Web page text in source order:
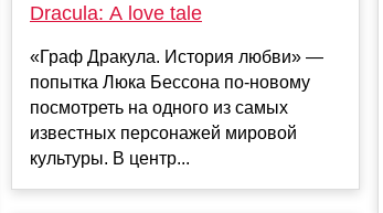
Dracula: A love tale
«Граф Дракула. История любви» —
попытка Люка Бессона по-новому
посмотреть на одного из самых
известных персонажей мировой
культуры. В центр...